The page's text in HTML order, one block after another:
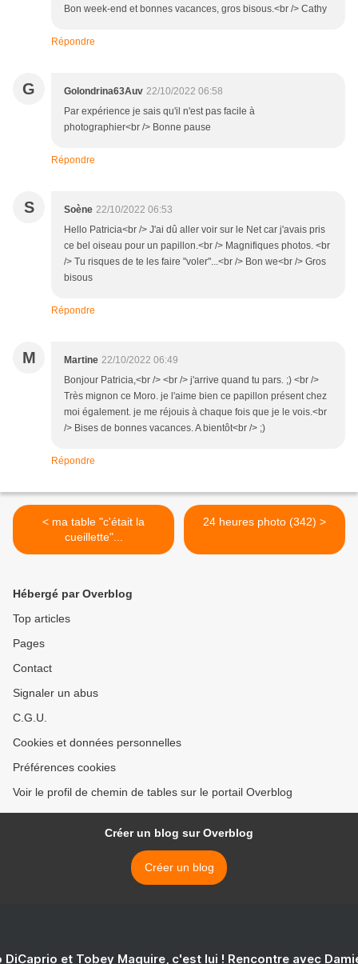
Bon week-end et bonnes vacances, gros bisous.<br /> Cathy
Répondre
G Golondrina63Auv 22/10/2022 06:58
Par expérience je sais qu'il n'est pas facile à
photographier<br /> Bonne pause
Répondre
S Soène 22/10/2022 06:53
Hello Patricia<br /> J'ai dû aller voir sur le Net car j'avais pris
ce bel oiseau pour un papillon.<br /> Magnifiques photos. <br
/> Tu risques de te les faire "voler"...<br /> Bon we<br /> Gros
bisous
Répondre
M Martine 22/10/2022 06:49
Bonjour Patricia,<br /> <br /> j'arrive quand tu pars. ;) <br />
Très mignon ce Moro. je l'aime bien ce papillon présent chez
moi également. je me réjouis à chaque fois que je le vois.<br
/> Bises de bonnes vacances. A bientôt<br /> ;)
Répondre
< ma table "c'était la
cueillette"...
24 heures photo (342) >
Hébergé par Overblog
Top articles
Pages
Contact
Signaler un abus
C.G.U.
Cookies et données personnelles
Préférences cookies
Voir le profil de chemin de tables sur le portail Overblog
Créer un blog sur Overblog
Créer un blog
DiCaprio et Tobey Maguire, c'est lui ! Rencontre avec